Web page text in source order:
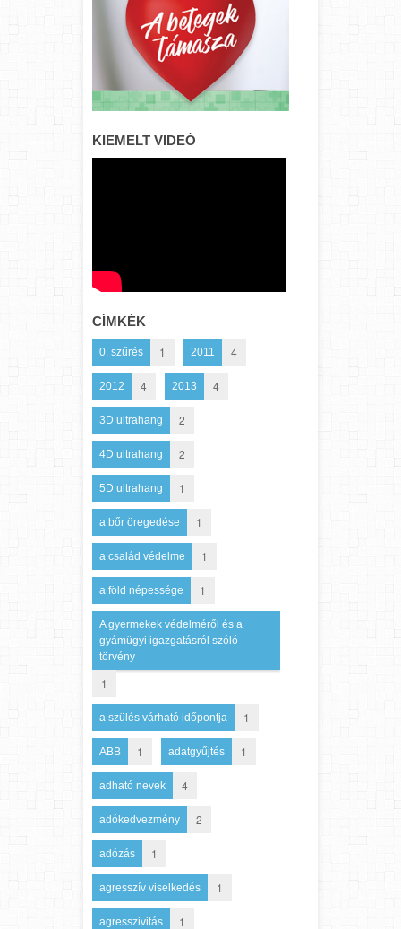
KIEMELT VIDEÓ
CÍMKÉK
0. szűrés 1 2011 4
2012 4 2013 4
3D ultrahang 2
4D ultrahang 2
5D ultrahang 1
a bőr öregedése 1
a család védelme 1
a föld népessége 1
A gyermekek védelméről és a
gyámügyi igazgatásról szóló
törvény
1
a szülés várható időpontja 1
ABB 1 adatgyűjtés 1
adható nevek 4
adókedvezmény 2
adózás 1
agresszív viselkedés 1
agresszivitás 1